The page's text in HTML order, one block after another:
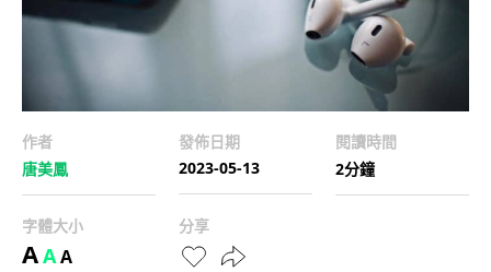
作者
唐美鳳
發佈日期
2023-05-13
閱讀時間
2分鐘
字體大小
AAA
分享